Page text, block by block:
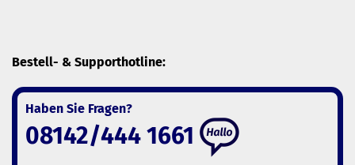
Bestell- & Supporthotline:
Haben Sie Fragen?
08142/444 1661